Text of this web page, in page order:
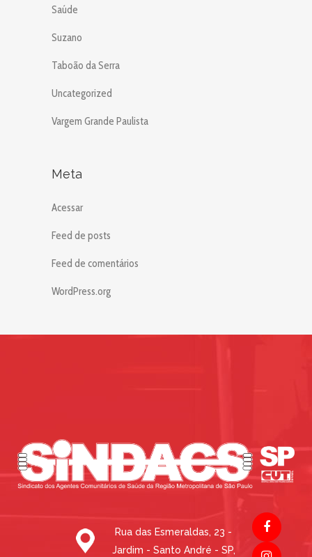
Saúde
Suzano
Taboão da Serra
Uncategorized
Vargem Grande Paulista
Meta
Acessar
Feed de posts
Feed de comentários
WordPress.org
Rua das Esmeraldas, 23 -
Jardim - Santo André - SP,